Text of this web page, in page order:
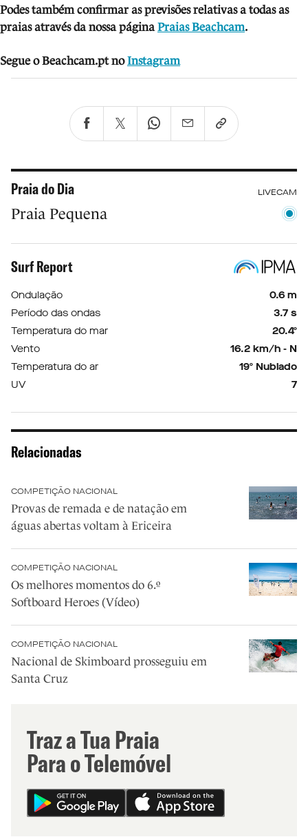
Podes também confirmar as previsões relativas a todas as
praias através da nossa página Praias Beachcam.
Segue o Beachcam.pt no Instagram
Praia do Dia LIVECAM
Praia Pequena
Surf Report
Ondulação
0.6 m
Período das ondas
3.7 s
Temperatura do mar
20.4º
Vento
16.2 km/h - N
Temperatura do ar
19º Nublado
UV
7
Relacionadas
COMPETIÇÃO NACIONAL
Provas de remada e de natação em
águas abertas voltam à Ericeira
COMPETIÇÃO NACIONAL
Os melhores momentos do 6.º
Softboard Heroes (Vídeo)
COMPETIÇÃO NACIONAL
Nacional de Skimboard prosseguiu em
Santa Cruz
Traz a Tua Praia
Para o Telemóvel